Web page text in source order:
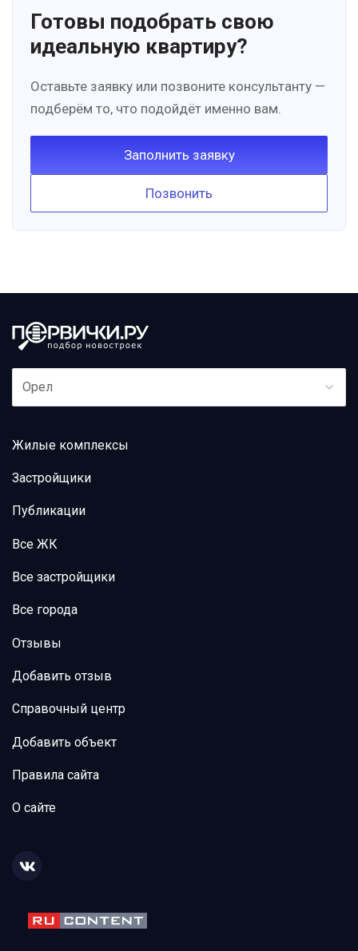
Готовы подобрать свою
идеальную квартиру?
Оставьте заявку или позвоните консультанту —
подберём то, что подойдёт именно вам.
Заполнить заявку
Позвонить
Орел
Жилые комплексы
Застройщики
Публикации
Все ЖК
Все застройщики
Все города
Отзывы
Добавить отзыв
Справочный центр
Добавить объект
Правила сайта
О сайте